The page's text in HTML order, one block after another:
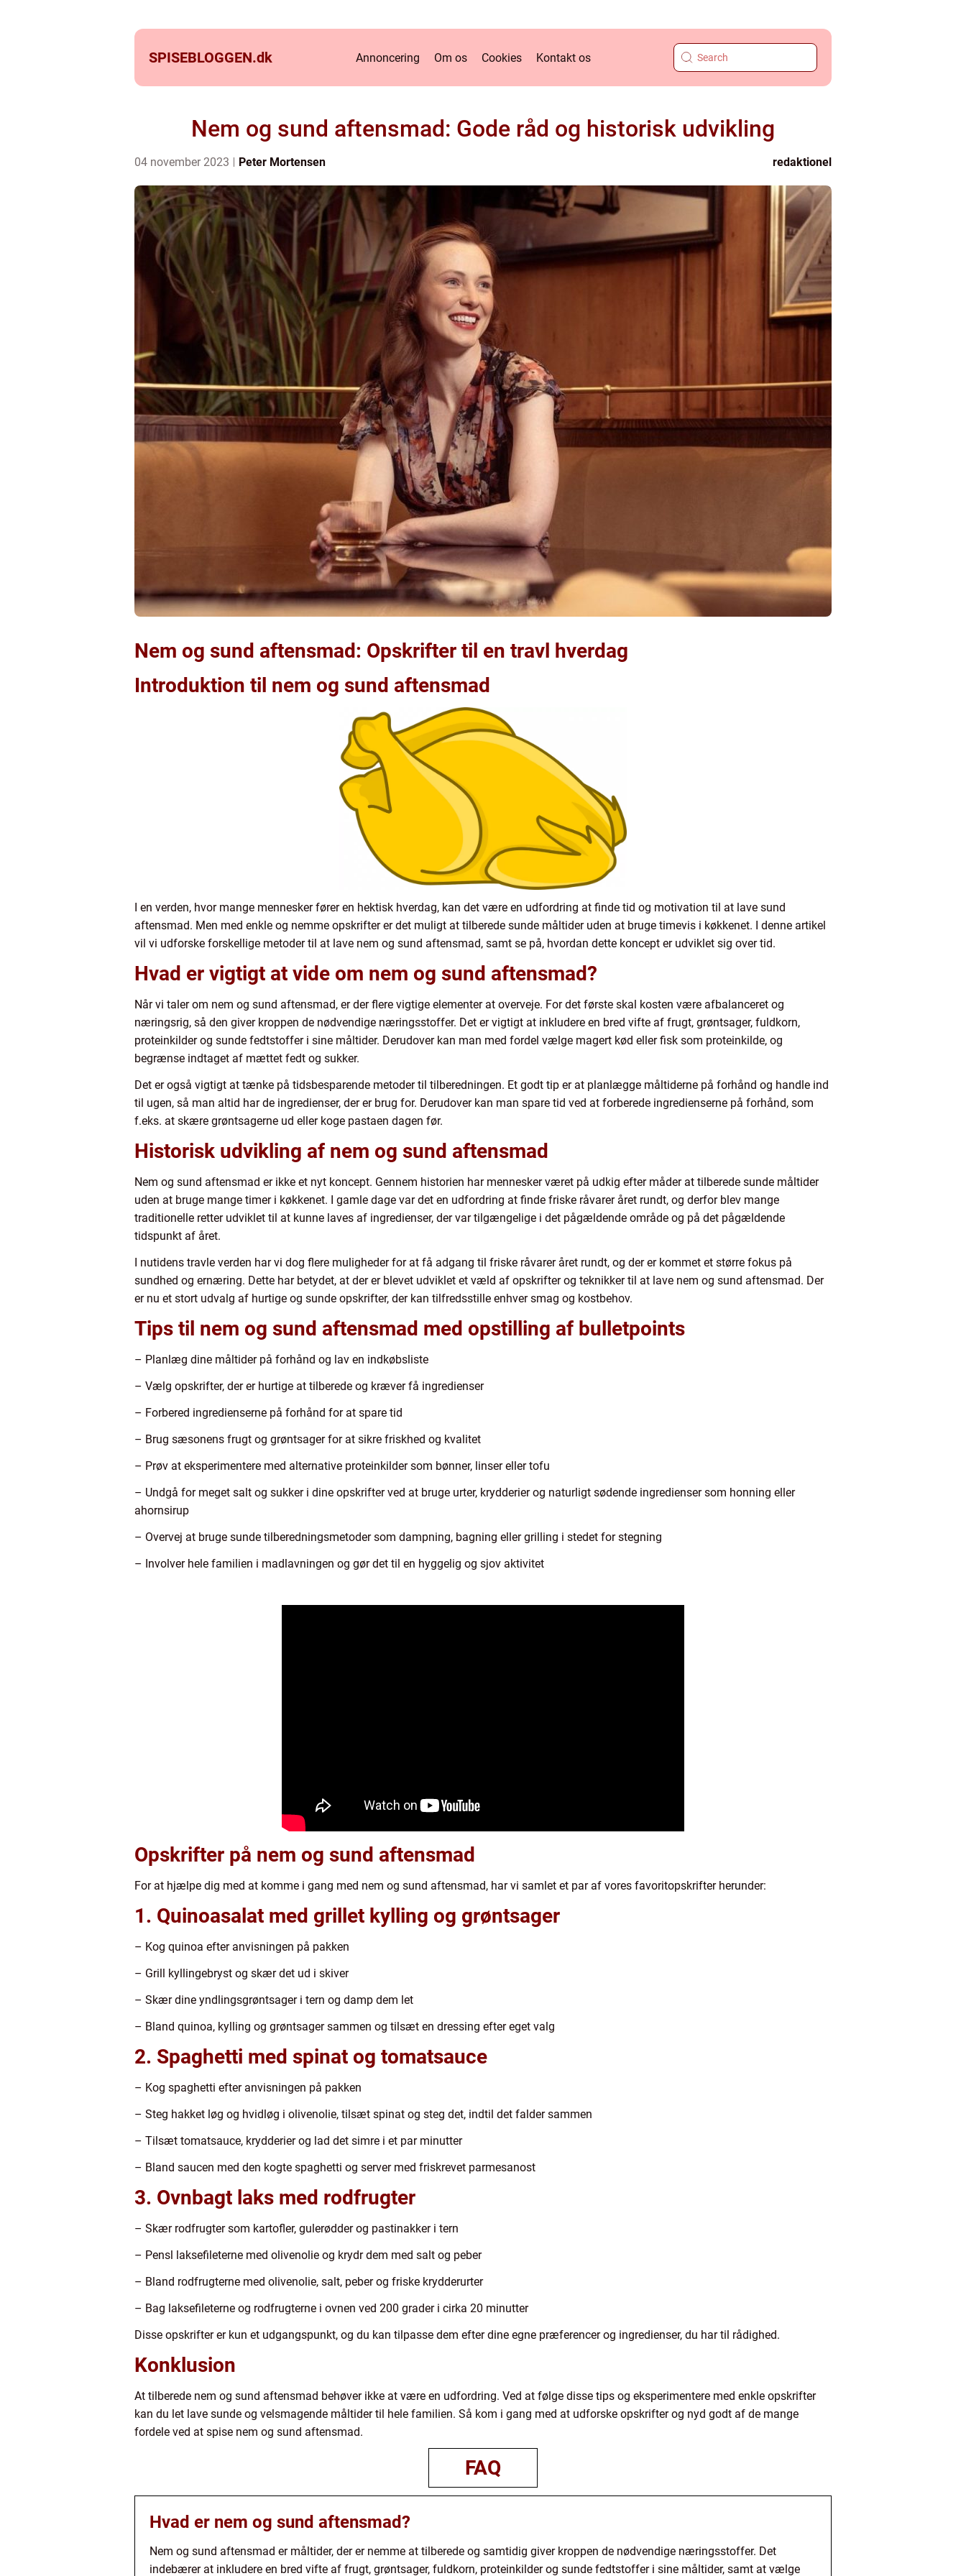
SPISEBLOGGEN.dk Annoncering Om os Cookies Kontakt os
Nem og sund aftensmad: Gode råd og historisk udvikling
04 november 2023 Peter Mortensen redaktionel
Nem og sund aftensmad: Opskrifter til en travl hverdag
Introduktion til nem og sund aftensmad
I en verden, hvor mange mennesker fører en hektisk hverdag, kan det være en udfordring at finde tid og motivation til at lave sund
aftensmad. Men med enkle og nemme opskrifter er det muligt at tilberede sunde måltider uden at bruge timevis i køkkenet. I denne artikel
vil vi udforske forskellige metoder til at lave nem og sund aftensmad, samt se på, hvordan dette koncept er udviklet sig over tid.
Hvad er vigtigt at vide om nem og sund aftensmad?
Når vi taler om nem og sund aftensmad, er der flere vigtige elementer at overveje. For det første skal kosten være afbalanceret og
næringsrig, så den giver kroppen de nødvendige næringsstoffer. Det er vigtigt at inkludere en bred vifte af frugt, grøntsager, fuldkorn,
proteinkilder og sunde fedtstoffer i sine måltider. Derudover kan man med fordel vælge magert kød eller fisk som proteinkilde, og
begrænse indtaget af mættet fedt og sukker.
Det er også vigtigt at tænke på tidsbesparende metoder til tilberedningen. Et godt tip er at planlægge måltiderne på forhånd og handle ind
til ugen, så man altid har de ingredienser, der er brug for. Derudover kan man spare tid ved at forberede ingredienserne på forhånd, som
f.eks. at skære grøntsagerne ud eller koge pastaen dagen før.
Historisk udvikling af nem og sund aftensmad
Nem og sund aftensmad er ikke et nyt koncept. Gennem historien har mennesker været på udkig efter måder at tilberede sunde måltider
uden at bruge mange timer i køkkenet. I gamle dage var det en udfordring at finde friske råvarer året rundt, og derfor blev mange
traditionelle retter udviklet til at kunne laves af ingredienser, der var tilgængelige i det pågældende område og på det pågældende
tidspunkt af året.
I nutidens travle verden har vi dog flere muligheder for at få adgang til friske råvarer året rundt, og der er kommet et større fokus på
sundhed og ernæring. Dette har betydet, at der er blevet udviklet et væld af opskrifter og teknikker til at lave nem og sund aftensmad. Der
er nu et stort udvalg af hurtige og sunde opskrifter, der kan tilfredsstille enhver smag og kostbehov.
Tips til nem og sund aftensmad med opstilling af bulletpoints
– Planlæg dine måltider på forhånd og lav en indkøbsliste
– Vælg opskrifter, der er hurtige at tilberede og kræver få ingredienser
– Forbered ingredienserne på forhånd for at spare tid
– Brug sæsonens frugt og grøntsager for at sikre friskhed og kvalitet
– Prøv at eksperimentere med alternative proteinkilder som bønner, linser eller tofu
– Undgå for meget salt og sukker i dine opskrifter ved at bruge urter, krydderier og naturligt sødende ingredienser som honning eller
ahornsirup
– Overvej at bruge sunde tilberedningsmetoder som dampning, bagning eller grilling i stedet for stegning
– Involver hele familien i madlavningen og gør det til en hyggelig og sjov aktivitet
Opskrifter på nem og sund aftensmad
For at hjælpe dig med at komme i gang med nem og sund aftensmad, har vi samlet et par af vores favoritopskrifter herunder:
1. Quinoasalat med grillet kylling og grøntsager
– Kog quinoa efter anvisningen på pakken
– Grill kyllingebryst og skær det ud i skiver
– Skær dine yndlingsgrøntsager i tern og damp dem let
– Bland quinoa, kylling og grøntsager sammen og tilsæt en dressing efter eget valg
2. Spaghetti med spinat og tomatsauce
– Kog spaghetti efter anvisningen på pakken
– Steg hakket løg og hvidløg i olivenolie, tilsæt spinat og steg det, indtil det falder sammen
– Tilsæt tomatsauce, krydderier og lad det simre i et par minutter
– Bland saucen med den kogte spaghetti og server med friskrevet parmesanost
3. Ovnbagt laks med rodfrugter
– Skær rodfrugter som kartofler, gulerødder og pastinakker i tern
– Pensl laksefileterne med olivenolie og krydr dem med salt og peber
– Bland rodfrugterne med olivenolie, salt, peber og friske krydderurter
– Bag laksefileterne og rodfrugterne i ovnen ved 200 grader i cirka 20 minutter
Disse opskrifter er kun et udgangspunkt, og du kan tilpasse dem efter dine egne præferencer og ingredienser, du har til rådighed.
Konklusion
At tilberede nem og sund aftensmad behøver ikke at være en udfordring. Ved at følge disse tips og eksperimentere med enkle opskrifter
kan du let lave sunde og velsmagende måltider til hele familien. Så kom i gang med at udforske opskrifter og nyd godt af de mange
fordele ved at spise nem og sund aftensmad.
FAQ
Hvad er nem og sund aftensmad?
Nem og sund aftensmad er måltider, der er nemme at tilberede og samtidig giver kroppen de nødvendige næringsstoffer. Det
indebærer at inkludere en bred vifte af frugt, grøntsager, fuldkorn, proteinkilder og sunde fedtstoffer i sine måltider, samt at vælge